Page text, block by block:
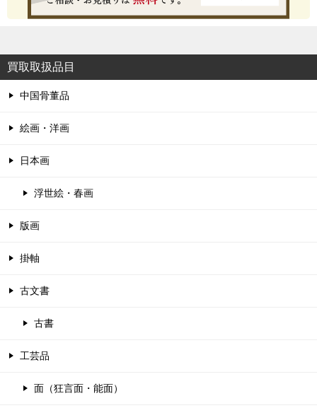
買取取扱品目
中国骨董品
絵画・洋画
日本画
浮世絵・春画
版画
掛軸
古文書
古書
工芸品
面（狂言面・能面）